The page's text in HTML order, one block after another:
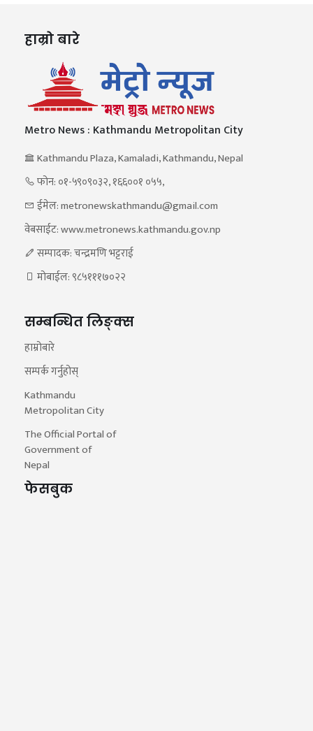
हाम्रो बारे
Metro News : Kathmandu Metropolitan City
Kathmandu Plaza, Kamaladi, Kathmandu, Nepal
फोन: ०१-५९०९०३२, १६६००१ ०५५,
ईमेल: metronewskathmandu@gmail.com
वेबसाईट: www.metronews.kathmandu.gov.np
सम्पादक: चन्द्रमणि भट्टराई
मोबाईल: ९८५१११७०२२
सम्बन्धित लिङ्क्स
हाम्रोबारे
सम्पर्क गर्नुहोस्
Kathmandu
Metropolitan City
The Official Portal of
Government of
Nepal
फेसबुक